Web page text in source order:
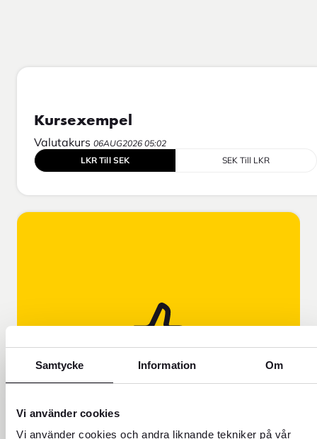
Samtycke Information Om
Vi använder cookies
Vi använder cookies och andra liknande tekniker på vår
Kursexempel
Valutakurs 06AUG2026 05:02
LKR Till SEK
SEK Till LKR
FOREX FÖRKLARAR!
sig från den kurs du ser på